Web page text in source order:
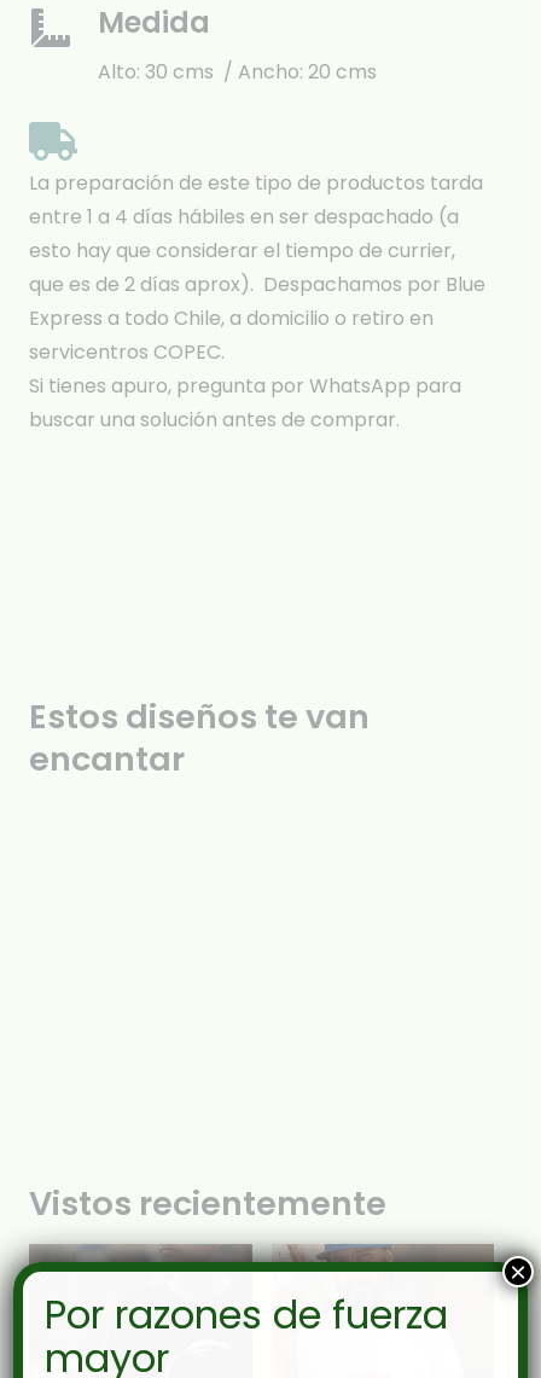
Medida
Alto: 30 cms / Ancho: 20 cms
La preparación de este tipo de productos tarda
entre 1 a 4 días hábiles en ser despachado (a
esto hay que considerar el tiempo de currier,
que es de 2 días aprox). Despachamos por Blue
Express a todo Chile, a domicilio o retiro en
servicentros COPEC.
Si tienes apuro, pregunta por WhatsApp para
buscar una solución antes de comprar.
Estos diseños te van
encantar
Vistos recientemente
Por razones de fuerza
mayor
×